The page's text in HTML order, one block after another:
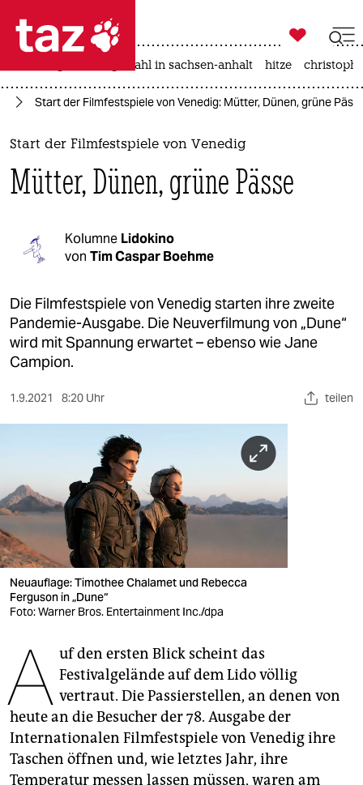
 taz zahl ich
taz zahl ich
themen
politik
gesellschaft
kultur
sport
berlin
nord
verlag
veranstaltungen
shop
fragen & hilfe
abo
genossenschaft
epaper login

taz zahl ich
landtagswahl in sachsen-anhalt hitze
Start der Filmfestspiele von Venedig: Mütter, Dünen, grüne
Start der Filmfestspiele von Venedig
Mütter, Dünen, grüne Pässe
Kolumne Lidokino
von Tim Caspar Boehme
Die Filmfestspiele von Venedig starten ihre zweite
Pandemie-Ausgabe. Die Neuverfilmung von „Dune“
wird mit Spannung erwartet – ebenso wie Jane
Campion.
1.9.2021 8:20 Uhr teilen
Neuauflage: Timothee Chalamet und Rebecca
Ferguson in „Dune“
Foto: Warner Bros. Entertainment Inc./dpa
A uf den ersten Blick scheint das
Festivalgelände auf dem Lido völlig
vertraut. Die Passierstellen, an denen von
heute an die Besucher der 78. Ausgabe der
Internationalen Filmfestspiele von Venedig ihre
Taschen öffnen und, wie letztes Jahr, ihre
Temperatur messen lassen müssen, waren am